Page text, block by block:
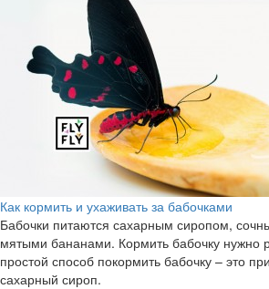
Как кормить и ухаживать за бабочками
Бабочки питаются сахарным сиропом,
мятыми бананами. Кормить бабочку нужно
простой способ покормить бабочку – это
сахарный сироп.